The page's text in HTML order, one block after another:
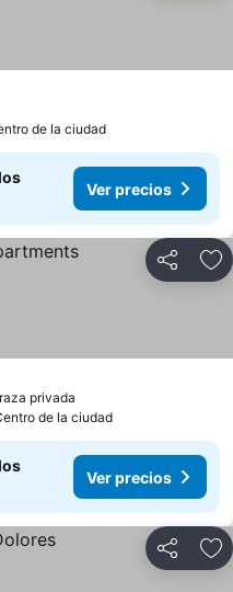
de la ciudad
Ver precios
Compartir
privada
de la ciudad
Ver precios
Compartir